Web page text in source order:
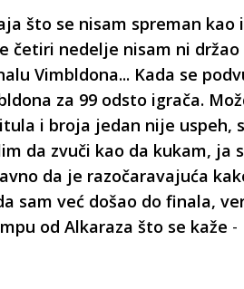
što se nisam spreman kao
četiri nedelje nisam ni
Vimbldona... Kada se
za 99 odsto igrača.
i broja jedan nije uspeh,
da zvuči kao da kukam, ja
da je razočaravajuća
sam već došao do finala,
od Alkaraza što se kaže -